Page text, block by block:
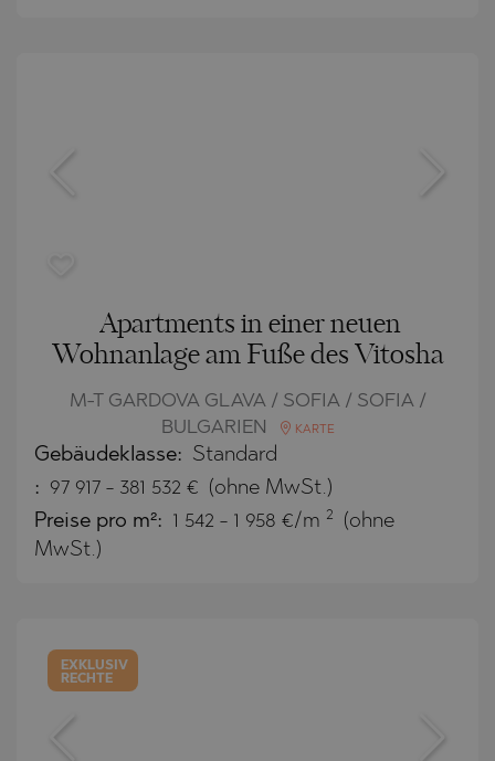
Apartments in einer neuen
Wohnanlage am Fuße des Vitosha
M-T GARDOVA GLAVA / SOFIA / SOFIA /
BULGARIEN
KARTE
Gebäudeklasse: Standard
: 97 917 - 381 532 € (ohne MwSt.)
Preise pro m²: 1 542 - 1 958 €/m 2
(ohne
MwSt.)
EXKLUSIV
RECHTE